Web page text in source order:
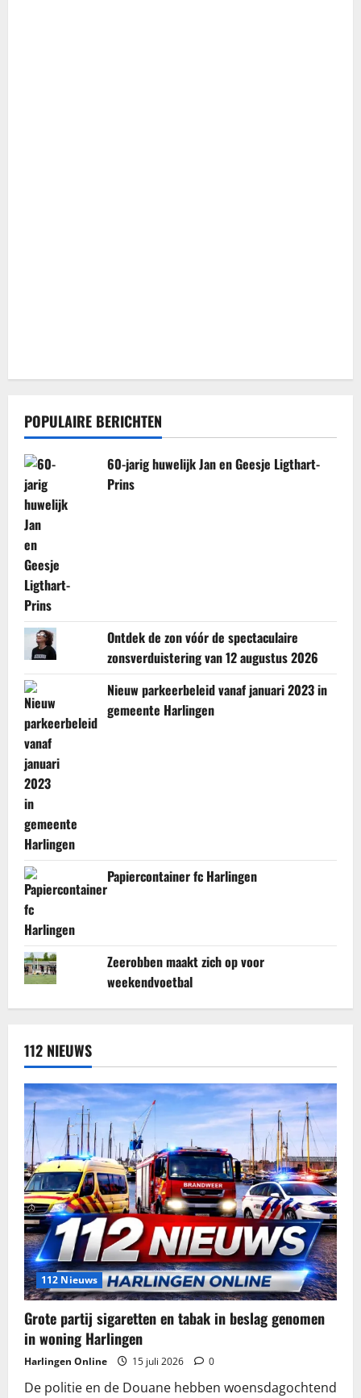
POPULAIRE BERICHTEN
60-jarig huwelijk Jan en Geesje Ligthart-
Prins
Ontdek de zon vóór de spectaculaire
zonsverduistering van 12 augustus 2026
Nieuw parkeerbeleid vanaf januari 2023 in
gemeente Harlingen
Papiercontainer fc Harlingen
Zeerobben maakt zich op voor
weekendvoetbal
112 NIEUWS
112 Nieuws
Grote partij sigaretten en tabak in beslag genomen
in woning Harlingen
Harlingen Online 15 juli 2026 0
De politie en de Douane hebben woensdagochtend